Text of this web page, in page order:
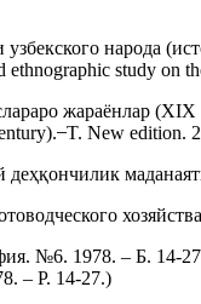
народа
study on
жараёнлар
T. New edition.
№6. 1978. – Б. 14-
– Р. 14-27.)